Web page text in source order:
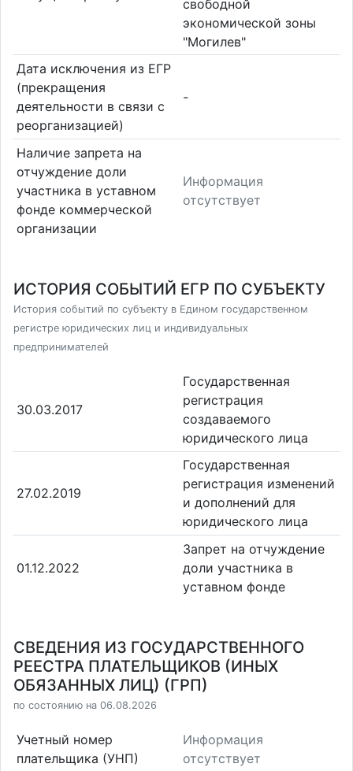
свободной
экономической зоны
"Могилев"
Дата исключения из ЕГР
(прекращения
деятельности в связи с
реорганизацией)
-
Наличие запрета на
отчуждение доли
участника в уставном
фонде коммерческой
организации
Информация
отсутствует
ИСТОРИЯ СОБЫТИЙ ЕГР ПО СУБЪЕКТУ
История событий по субъекту в Едином государственном
регистре юридических лиц и индивидуальных
предпринимателей
30.03.2017
Государственная
регистрация
создаваемого
юридического лица
27.02.2019
Государственная
регистрация изменений
и дополнений для
юридического лица
01.12.2022
Запрет на отчуждение
доли участника в
уставном фонде
СВЕДЕНИЯ ИЗ ГОСУДАРСТВЕННОГО
РЕЕСТРА ПЛАТЕЛЬЩИКОВ (ИНЫХ
ОБЯЗАННЫХ ЛИЦ) (ГРП)
по состоянию на 06.08.2026
Учетный номер
плательщика (УНП)
Информация
отсутствует